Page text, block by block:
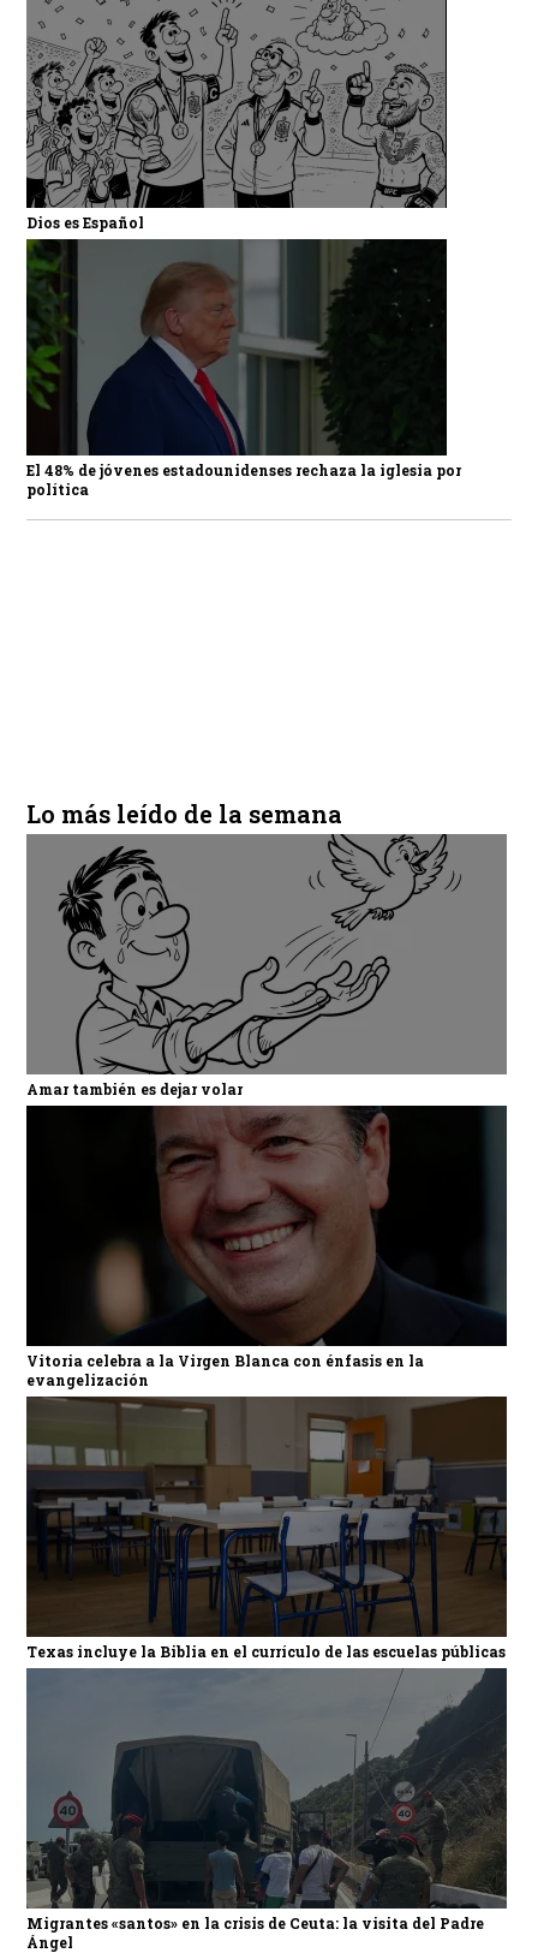
Dios es Español
El 48% de jóvenes estadounidenses rechaza la iglesia por
política
Lo más leído de la semana
Amar también es dejar volar
Vitoria celebra a la Virgen Blanca con énfasis en la
evangelización
Texas incluye la Biblia en el currículo de las escuelas públicas
Migrantes «santos» en la crisis de Ceuta: la visita del Padre
Ángel